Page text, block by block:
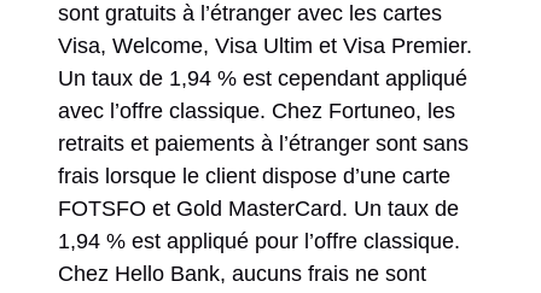
sont gratuits à l’étranger avec les cartes
Visa, Welcome, Visa Ultim et Visa Premier.
Un taux de 1,94 % est cependant appliqué
avec l’offre classique. Chez Fortuneo, les
retraits et paiements à l’étranger sont sans
frais lorsque le client dispose d’une carte
FOTSFO et Gold MasterCard. Un taux de
1,94 % est appliqué pour l’offre classique.
Chez Hello Bank, aucuns frais ne sont